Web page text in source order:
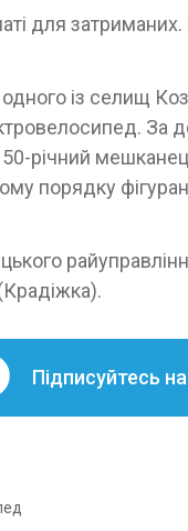
для
із селищ
За
річний
порядку
Підписуйтесь